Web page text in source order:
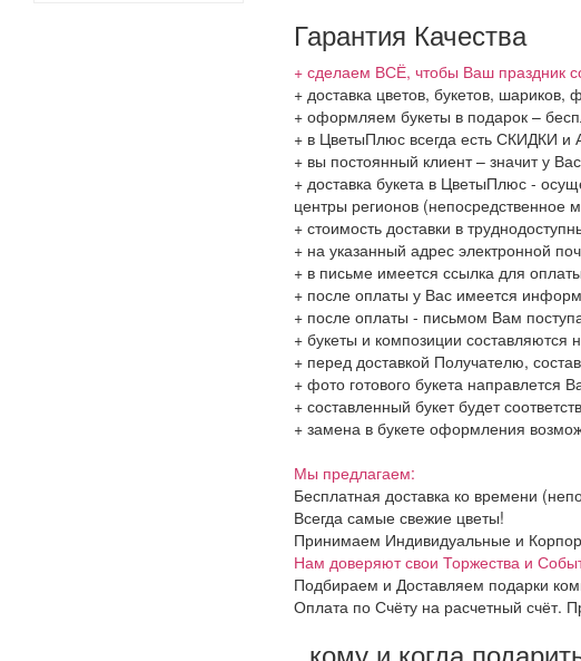
Гарантия Качества
+ сделаем ВСЁ, чтобы Ваш праздник
+ доставка цветов, букетов,
+ оформляем букеты в подарок –
+ в ЦветыПлюс всегда есть СКИДКИ
+ вы постоянный клиент – значит у
+ доставка букета в ЦветыПлюс -
центры регионов (непосредственное
+ стоимость доставки в
+ на указанный адрес электронной
+ в письме имеется ссылка для
+ после оплаты у Вас имеется
+ после оплаты - письмом Вам
+ букеты и композиции
+ перед доставкой Получателю,
+ фото готового букета направлется
+ составленный букет будет
+ замена в букете оформления
Мы предлагаем:
Бесплатная доставка ко времени
Всегда самые свежие цветы!
Принимаем Индивидуальные и
Нам доверяют свои Торжества и
Подбираем и Доставляем подарки
Оплата по Счёту на расчетный счёт.